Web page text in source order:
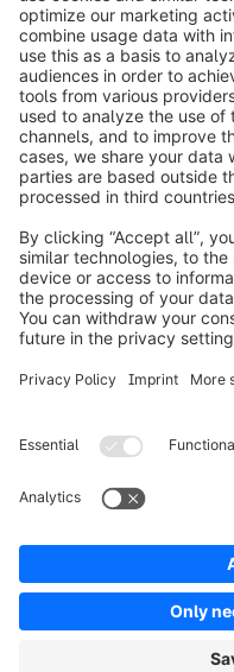
Informazioni su
Prodotti
Soluzioni
Terms &
Copyright ©